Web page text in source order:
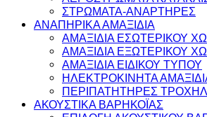
ΣΤΡΩΜΑΤΑ-ΑΝΑΡΤΗΡΕΣ
ΑΝΑΠΗΡΙΚΑ ΑΜΑΞΙΔΙΑ
ΑΜΑΞΙΔΙΑ ΕΣΩΤΕΡΙΚΟΥ
ΑΜΑΞΙΔΙΑ ΕΞΩΤΕΡΙΚΟΥ
ΑΜΑΞΙΔΙΑ ΕΙΔΙΚΟΥ ΤΥΠΟΥ
ΗΛΕΚΤΡΟΚΙΝΗΤΑ
ΠΕΡΙΠΑΤΗΤΗΡΕΣ
ΑΚΟΥΣΤΙΚΑ ΒΑΡΗΚΟΪΑΣ